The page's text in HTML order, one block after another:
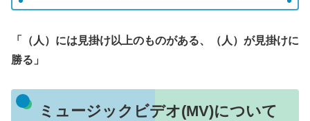
「（人）には見掛け以上のものがある、（人）が見掛けに
勝る」
ミュージックビデオ(MV)について